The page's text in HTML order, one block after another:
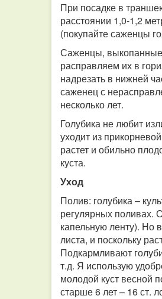
При посадке в
расстоянии 1,0-1,2
(покупайте саженцы
Саженцы, выкопанные
расправляем их в
надрезать в нижней
саженец с
несколько лет.
Голубика не любит
уходит из
растет и обильно
куста.
Уход
Полив: голубика –
регулярных поливах.
капельную ленту). Но
листа, и поскольку
Подкармливают
т.д. Я использую
молодой куст весной
старше 6 лет – 16 ст.